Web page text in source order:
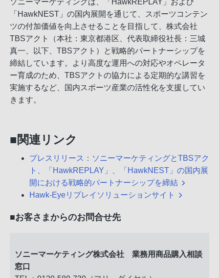
ソニーマーケティングは、「HawkREPLAY」および
「HawkNEST」の国内展開を通じて、スポーツコンテン
ツの付加価値を向上させることを目指して、株式会社
TBSアクト（本社：東京都港区、代表取締役社長：三城
真一、以下、TBSアクト）と戦略的パートナーシップを
締結しています。より高度な運用への対応やオペレータ
ー育成のため、TBSアクトの協力による定期的な講習を
実施するなど、国内スポーツ産業の活性化を支援してい
きます。
■関連リンク
プレスリリース：ソニーマーケティングとTBSアク
ト、「HawkREPLAY」、「HawkNEST」の国内展
開における戦略的パートナーシップを締結
Hawk-Eyeリプレイソリューションサイト
■お客さまからのお問合せ先
ソニーマーケティング株式会社 業務用商品購入相談
窓口